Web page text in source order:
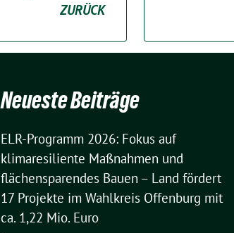
ZURÜCK
Neueste Beiträge
ELR-Programm 2026: Fokus auf
klimaresiliente Maßnahmen und
flächensparendes Bauen – Land fördert
17 Projekte im Wahlkreis Offenburg mit
ca. 1,22 Mio. Euro